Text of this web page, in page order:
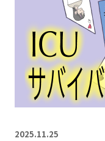
2025.11.25